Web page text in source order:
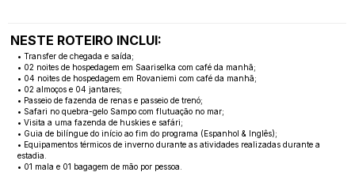
NESTE ROTEIRO INCLUI:
• Transfer de chegada e saída;
• 02 noites de hospedagem em Saariselka com café da manhã;
• 04 noites de hospedagem em Rovaniemi com café da manhã;
• 02 almoços e 04 jantares;
• Passeio de fazenda de renas e passeio de trenó;
• Safari no quebra-gelo Sampo com flutuação no mar;
• Visita a uma fazenda de huskies e safári;
• Guia de bilíngue do início ao fim do programa (Espanhol & Inglês);
• Equipamentos térmicos de inverno durante as atividades realizadas durante a
estadia.
• 01 mala e 01 bagagem de mão por pessoa.